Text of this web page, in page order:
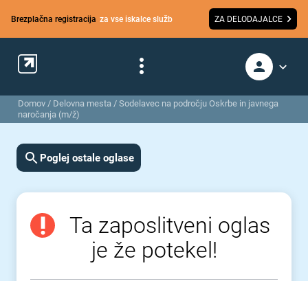
Brezplačna registracija za vse iskalce služb ZA DELODAJALCE
Domov / Delovna mesta / Sodelavec na področju Oskrbe in javnega
naročanja (m/ž)
Poglej ostale oglase
Ta zaposlitveni oglas
je že potekel!